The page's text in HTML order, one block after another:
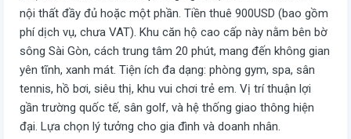
nội thất đầy đủ hoặc một phần. Tiền thuê 900USD (bao gồm
phí dịch vụ, chưa VAT). Khu căn hộ cao cấp này nằm bên bờ
sông Sài Gòn, cách trung tâm 20 phút, mang đến không gian
yên tĩnh, xanh mát. Tiện ích đa dạng: phòng gym, spa, sân
tennis, hồ bơi, siêu thị, khu vui chơi trẻ em. Vị trí thuận lợi
gần trường quốc tế, sân golf, và hệ thống giao thông hiện
đại. Lựa chọn lý tưởng cho gia đình và doanh nhân.